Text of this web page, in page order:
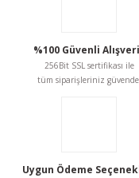
Ürün fiyatı diğer
Bu ürüne benzer
%100 Güvenli
256Bit SSL sertifikası ile
tüm siparişleriniz
Uygun Ödeme